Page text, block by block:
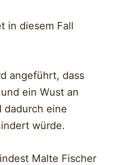
in diesem Fall
angeführt, dass
ein Wust an
dadurch eine
würde.
Malte Fischer